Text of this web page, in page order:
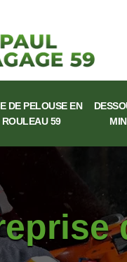
DE PELOUSE EN
ROULEAU 59